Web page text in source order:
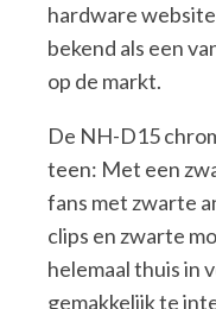
hardware
bekend als een
op de markt.
De NH-D15
teen: Met een
fans met zwarte
clips en zwarte
helemaal thuis in
gemakkelijk te